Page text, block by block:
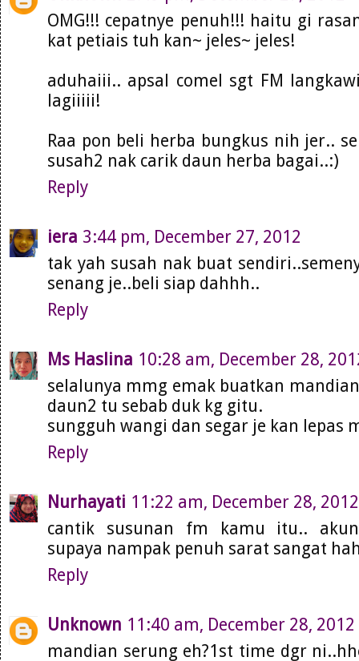
OMG!!! cepatnye penuh!!! haitu gi
kat petiais tuh kan~ jeles~ jeles!
aduhaiii.. apsal comel sgt FM
lagiiiii!
Raa pon beli herba bungkus nih jer..
susah2 nak carik daun herba bagai..:)
Reply
iera 3:44 pm, December 27, 2012
tak yah susah nak buat
senang je..beli siap dahhh..
Reply
Ms Haslina 10:28 am, December 28,
selalunya mmg emak buatkan
daun2 tu sebab duk kg gitu.
sungguh wangi dan segar je kan lepas
Reply
Nurhayati 11:22 am, December 28, 2012
cantik susunan fm kamu itu..
supaya nampak penuh sarat sangat
Reply
Unknown 11:40 am, December 28, 2012
mandian serung eh?1st time dgr